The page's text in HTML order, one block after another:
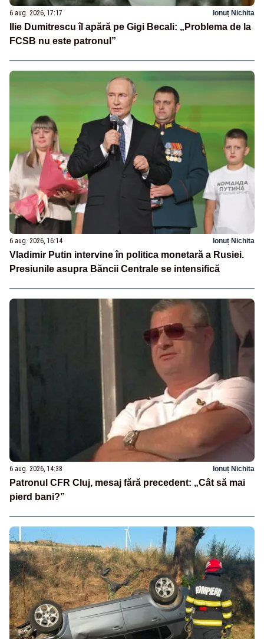
6 aug. 2026, 17:17 Ionuț Nichita
Ilie Dumitrescu îl apără pe Gigi Becali: „Problema de la
FCSB nu este patronul”
6 aug. 2026, 16:14 Ionuț Nichita
Vladimir Putin intervine în politica monetară a Rusiei.
Presiunile asupra Băncii Centrale se intensifică
6 aug. 2026, 14:38 Ionuț Nichita
Patronul CFR Cluj, mesaj fără precedent: „Cât să mai
pierd bani?”